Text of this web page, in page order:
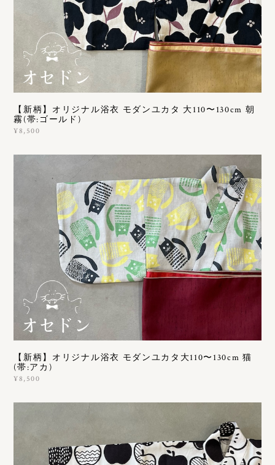
【新柄】オリジナル浴衣 モダンユカタ 大110〜130cm 朝
霧(帯:ゴールド)
¥8,500
【新柄】オリジナル浴衣 モダンユカタ大110〜130cm 猫
(帯:アカ)
¥8,500